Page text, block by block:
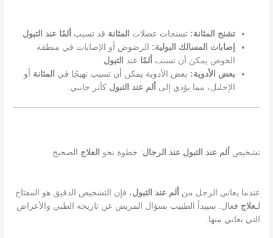
تشنج المثانة: تشنجات عضلات المثانة قد تسبب ألمًا عند التبول.
إصابات المسالك البولية: الرضوض أو الإصابات في منطقة
الحوض يمكن أن تسبب ألمًا عند التبول.
بعض الأدوية: بعض الأدوية يمكن أن تسبب تهيجًا في المثانة أو
الإحليل، مما يؤدي إلى ألم عند التبول كأثر جانبي.
تشخيص ألم عند التبول عند الرجال: خطوة نحو العلاج الصحيح
عندما يعاني الرجل من ألم عند التبول، فإن التشخيص الدقيق هو المفتاح
لـعلاج فعال. سيبدأ الطبيب بسؤال المريض عن تاريخه الطبي والأعراض
التي يعاني منها.